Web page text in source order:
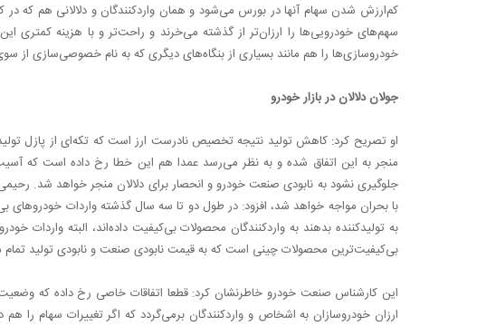
کم‌ارزش شدن سهام آنها در بورس می‌شود و همان واردکنندگان و دلالانی هم که در
سهم‌های خودرویی‌ها را ارزان‌تر از گذشته می‌خرند و راحت‌تر و با هزینه کمتری
خودروسازی‌ها را هم مانند بسیاری از بنگاه‌های دیگری که به نام خصوصی‌سازی از
جولان دلالان در بازار خودرو
او تصریح کرد: کاهش تولید نتیجه تخصیص نادرست ارز است که تکه‌ای از پازل
منجر به این اتفاق شده و به نظر می‌رسد عمدا هم این خطا رخ داده است که
جلوگیری نشود به نابودی صنعت خودرو و انحصار برای دلالان منجر خواهد شد.
با بحران مواجه خواهد شد، افزود: در طول دو تا سه سال گذشته واردات خودروهای
به تولیدکننده بدهند به واردکنندگان محصولات بی‌کیفیت داده‌اند، البته واردات
بی‌کیفیت‌ترین محصولات چینی است که به قیمت نابودی صنعت و نابودی تولید
این کارشناس صنعت خودرو خاطرنشان کرد: قطعا اتفاقات خاصی رخ داده که
ارزان خودروسازان به اشخاص و واردکنندگان برمی‌گردد که اگر تغییرات سهام را هم